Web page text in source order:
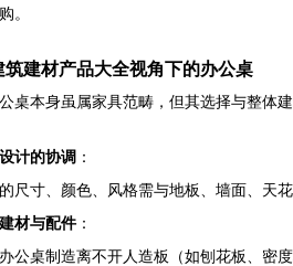
。
筑建材产品大全视角下的办公桌
桌本身虽属家具范畴，但其选择与整体
计的协调 ：
尺寸、颜色、风格需与地板、墙面、天
材与配件：
公桌制造离不开人造板（如刨花板、密